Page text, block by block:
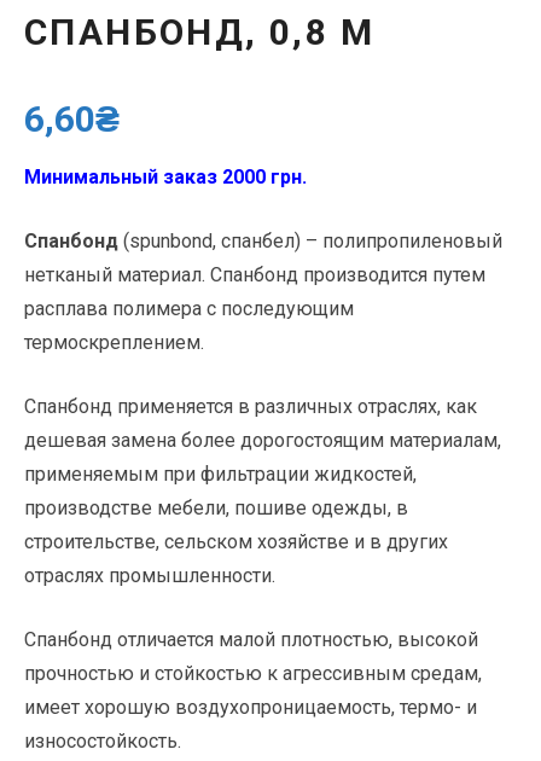
СПАНБОНД, 0,8 М
6,60₴
Минимальный заказ 2000 грн.
Спанбонд (spunbond, спанбел) – полипропиленовый
нетканый материал. Спанбонд производится путем
расплава полимера с последующим
термоскреплением.
Спанбонд применяется в различных отраслях, как
дешевая замена более дорогостоящим материалам,
применяемым при фильтрации жидкостей,
производстве мебели, пошиве одежды, в
строительстве, сельском хозяйстве и в других
отраслях промышленности.
Спанбонд отличается малой плотностью, высокой
прочностью и стойкостью к агрессивным средам,
имеет хорошую воздухопроницаемость, термо- и
износостойкость.